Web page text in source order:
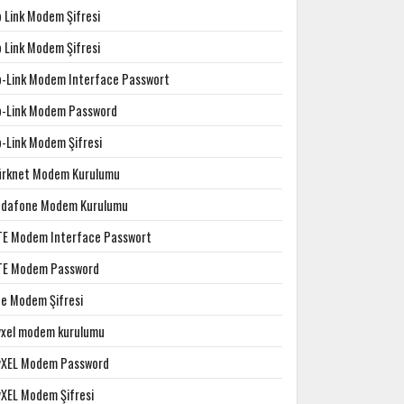
Link Modem Şifresi
Link Modem Şifresi
Link Modem Interface Passwort
Link Modem Password
Link Modem Şifresi
Modem Kurulumu
Modem Kurulumu
Modem Interface Passwort
Modem Password
Modem Şifresi
modem kurulumu
Modem Password
Modem Şifresi